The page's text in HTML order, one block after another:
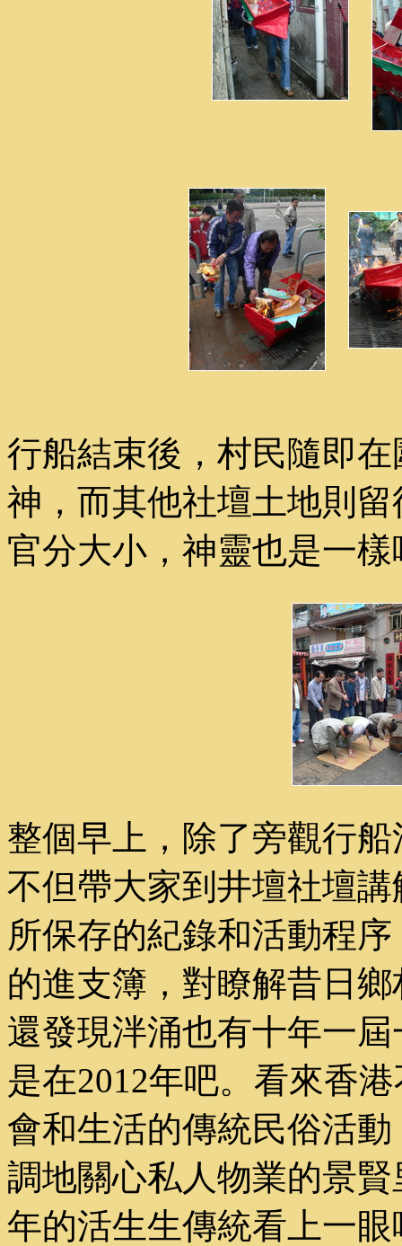
行船結束後，村民隨即
神，而其他社壇土地則
官分大小，神靈也是一樣
整個早上，除了旁觀行
不但帶大家到井壇社壇
所保存的紀錄和活動程
的進支簿，對瞭解昔日
還發現泮涌也有十年一
是在2012年吧。看來香
會和生活的傳統民俗活
調地關心私人物業的景
年的活生生傳統看上一眼